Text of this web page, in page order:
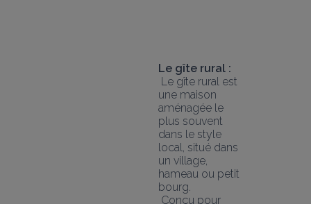
Le gîte rural :
Le gîte rural est
une maison
aménagée le
plus souvent
dans le style
local, situé dans
un village,
hameau ou petit
bourg.
Conçu pour